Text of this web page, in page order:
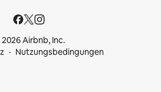
Airbnb, Inc.
Nutzungsbedingungen